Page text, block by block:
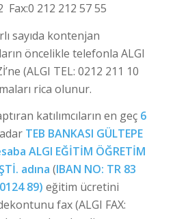
Fax:0 212 212 57 55
sayıda kontenjan
öncelikle telefonla ALGI
(ALGI TEL: 0212 211 10
rica olunur.
katılımcıların en geç 6
TEB BANKASI GÜLTEPE
ALGI EĞİTİM ÖĞRETİM
adına (IBAN NO: TR 83
89) eğitim ücretini
fax (ALGI FAX: